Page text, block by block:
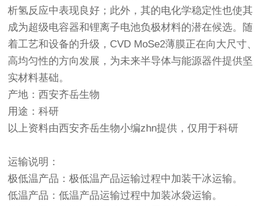
析氢反应中表现良好；此外，其的电化学稳定性也使其
成为超级电容器和锂离子电池负极材料的潜在候选。随
着工艺和设备的升级，CVD MoSe2薄膜正在向大尺寸、
高均匀性的方向发展，为未来半导体与能源器件提供坚
实材料基础。
产地：西安齐岳生物
用途：科研
以上资料由西安齐岳生物小编zhn提供，仅用于科研
运输说明：
极低温产品：极低温产品运输过程中加装干冰运输。
低温产品：低温产品运输过程中加装冰袋运输。